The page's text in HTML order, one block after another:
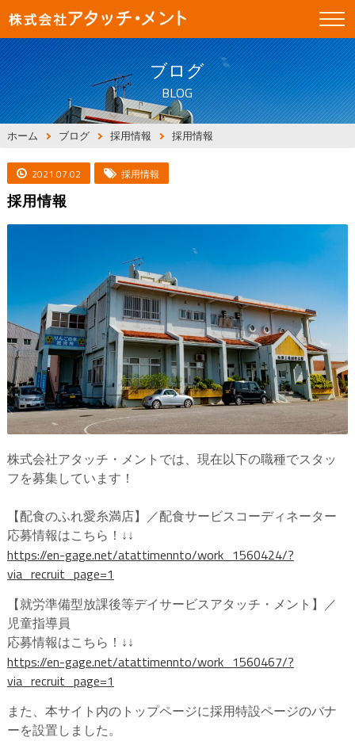
ブログ
BLOG
ホーム ブログ 採用情報 採用情報
2021.07.02 採用情報
採用情報
株式会社アタッチ・メントでは、現在以下の職種でスタッ
フを募集しています！
【配食のふれ愛糸満店】／配食サービスコーディネーター
応募情報はこちら！↓↓
https://en-gage.net/atattimennto/work_1560424/?
via_recruit_page=1
【就労準備型放課後等デイサービスアタッチ・メント】／
児童指導員
応募情報はこちら！↓↓
https://en-gage.net/atattimennto/work_1560467/?
via_recruit_page=1
また、本サイト内のトップページに採用特設ページのバナ
ーを設置しました。